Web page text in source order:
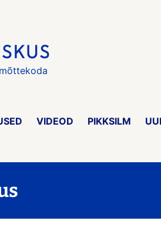
VIDEOD PIKKSILM